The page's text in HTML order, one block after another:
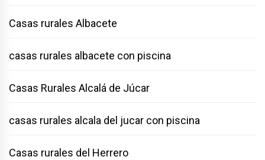
Casas rurales Albacete
casas rurales albacete con piscina
Casas Rurales Alcalá de Júcar
casas rurales alcala del jucar con piscina
Casas rurales del Herrero